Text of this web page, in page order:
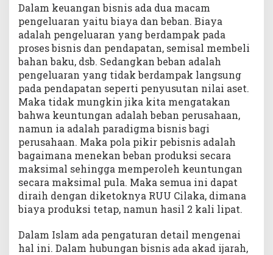
Dalam keuangan bisnis ada dua macam
pengeluaran yaitu biaya dan beban. Biaya
adalah pengeluaran yang berdampak pada
proses bisnis dan pendapatan, semisal membeli
bahan baku, dsb. Sedangkan beban adalah
pengeluaran yang tidak berdampak langsung
pada pendapatan seperti penyusutan nilai aset.
Maka tidak mungkin jika kita mengatakan
bahwa keuntungan adalah beban perusahaan,
namun ia adalah paradigma bisnis bagi
perusahaan. Maka pola pikir pebisnis adalah
bagaimana menekan beban produksi secara
maksimal sehingga memperoleh keuntungan
secara maksimal pula. Maka semua ini dapat
diraih dengan diketoknya RUU Cilaka, dimana
biaya produksi tetap, namun hasil 2 kali lipat.
Dalam Islam ada pengaturan detail mengenai
hal ini. Dalam hubungan bisnis ada akad ijarah,